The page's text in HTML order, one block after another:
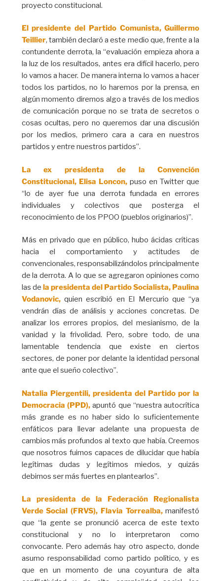
proyecto constitucional.
El presidente del Partido Comunista, Guillermo
Teillier, también declaró a este medio que, frente a la
contundente derrota, la “evaluación empieza ahora a
la luz de los resultados, antes era difícil hacerlo, pero
lo vamos a hacer. De manera interna lo vamos a hacer
todos los partidos, no lo haremos por la prensa, en
algún momento diremos algo a través de los medios
de comunicación porque no se trata de secretos o
cosas ocultas, pero no queremos dar una discusión
por los medios, primero cara a cara en nuestros
partidos y entre nuestros partidos”.
La ex presidenta de la Convención
Constitucional, Elisa Loncon,puso en Twitter que
“lo de ayer fue una derrota fundada en errores
individuales y colectivos que posterga el
reconocimiento de los PPOO (pueblos originarios)”.
Más en privado que en público, hubo ácidas críticas
hacia el comportamiento y actitudes de
convencionales, responsabilizándolos principalmente
de la derrota. A lo que se agregaron opiniones como
las de la presidenta del Partido Socialista, Paulina
Vodanovic,quien escribió en El Mercurio que “ya
vendrán días de análisis y acciones concretas. De
analizar los errores propios, del mesianismo, de la
vanidad y la frivolidad. Pero, sobre todo, de una
lamentable tendencia que existe en ciertos
sectores, de poner por delante la identidad personal
ante que el sueño colectivo”.
Natalia Piergentili, presidenta del Partido por la
Democracia (PPD),apuntó que “nuestra autocrítica
más grande es no haber sido lo suficientemente
enfáticos para llevar adelante una propuesta de
cambios más profundos al texto que había. Creemos
que nosotros fuimos capaces de dilucidar que había
legítimas dudas y legítimos miedos, y quizás
debimos ser más fuertes en plantearlos”.
La presidenta de la Federación Regionalista
Verde Social (FRVS), Flavia Torrealba,manifestó
que “la gente se pronunció acerca de este texto
constitucional y no lo interpretaron como
convocante. Pero además hay otro aspecto, donde
asumo responsabilidad como partido político, y es
que en un momento de una coyuntura de alta